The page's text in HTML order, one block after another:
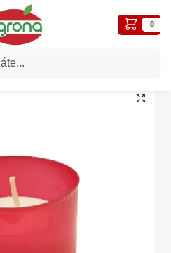
0
/ Kahance,sviečky, náplne